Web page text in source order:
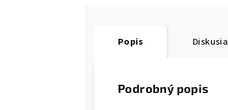
Popis Diskusia
Podrobný popis